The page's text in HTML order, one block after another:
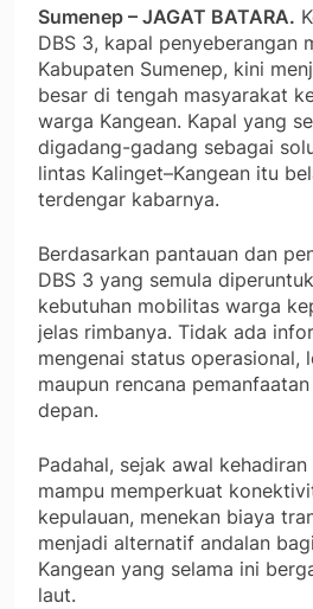
Sumenep – JAGAT BATARA.
DBS 3, kapal penyeberangan
Kabupaten Sumenep, kini
besar di tengah masyarakat
warga Kangean. Kapal yang
digadang-gadang sebagai
lintas Kalinget–Kangean itu
terdengar kabarnya.
Berdasarkan pantauan dan
DBS 3 yang semula
kebutuhan mobilitas warga
jelas rimbanya. Tidak ada
mengenai status operasional,
maupun rencana
depan.
Padahal, sejak awal
mampu memperkuat
kepulauan, menekan biaya
menjadi alternatif andalan
Kangean yang selama ini
laut.